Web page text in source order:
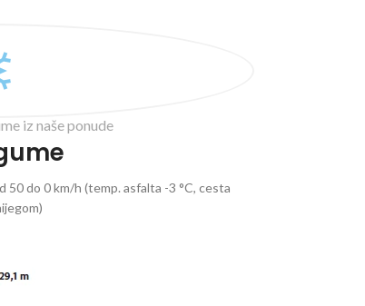
iz naše ponude
50 do 0 km/h (temp. asfalta -3 °C, cesta